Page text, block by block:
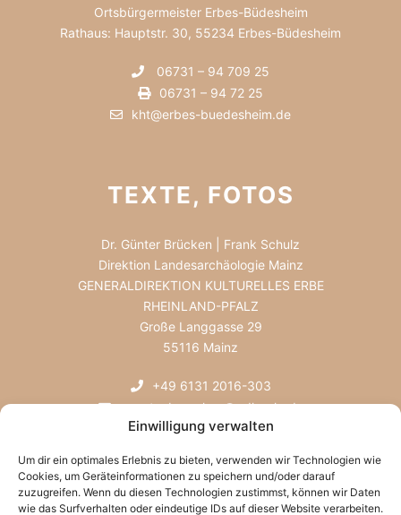
Einwilligung verwalten
Um dir ein optimales Erlebnis zu bieten, verwenden wir Technologien wie
Cookies, um Geräteinformationen zu speichern und/oder darauf
zuzugreifen. Wenn du diesen Technologien zustimmst, können wir Daten
wie das Surfverhalten oder eindeutige IDs auf dieser Website verarbeiten.
Ortsbürgermeister Erbes-Büdesheim
Rathaus: Hauptstr. 30, 55234 Erbes-Büdesheim
06731 – 94 709 25
06731 – 94 72 25
kht@erbes-buedesheim.de
TEXTE, FOTOS
Dr. Günter Brücken | Frank Schulz
Direktion Landesarchäologie Mainz
GENERALDIREKTION KULTURELLES ERBE
RHEINLAND-PFALZ
Große Langgasse 29
55116 Mainz
+49 6131 2016-303
guenter.bruecken@gdke.rlp.de